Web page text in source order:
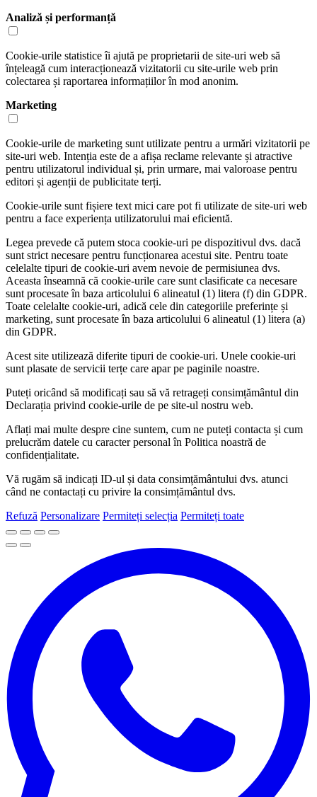
Analiză și performanță
Cookie-urile statistice îi ajută pe proprietarii de site-uri web să
înțeleagă cum interacționează vizitatorii cu site-urile web prin
colectarea și raportarea informațiilor în mod anonim.
Marketing
Cookie-urile de marketing sunt utilizate pentru a urmări vizitatorii pe
site-uri web. Intenția este de a afișa reclame relevante și atractive
pentru utilizatorul individual și, prin urmare, mai valoroase pentru
editori și agenții de publicitate terți.
Cookie-urile sunt fișiere text mici care pot fi utilizate de site-uri web
pentru a face experiența utilizatorului mai eficientă.
Legea prevede că putem stoca cookie-uri pe dispozitivul dvs. dacă
sunt strict necesare pentru funcționarea acestui site. Pentru toate
celelalte tipuri de cookie-uri avem nevoie de permisiunea dvs.
Aceasta înseamnă că cookie-urile care sunt clasificate ca necesare
sunt procesate în baza articolului 6 alineatul (1) litera (f) din GDPR.
Toate celelalte cookie-uri, adică cele din categoriile preferințe și
marketing, sunt procesate în baza articolului 6 alineatul (1) litera (a)
din GDPR.
Acest site utilizează diferite tipuri de cookie-uri. Unele cookie-uri
sunt plasate de servicii terțe care apar pe paginile noastre.
Puteți oricând să modificați sau să vă retrageți consimțământul din
Declarația privind cookie-urile de pe site-ul nostru web.
Aflați mai multe despre cine suntem, cum ne puteți contacta și cum
prelucrăm datele cu caracter personal în Politica noastră de
confidențialitate.
Vă rugăm să indicați ID-ul și data consimțământului dvs. atunci
când ne contactați cu privire la consimțământul dvs.
Refuză Personalizare Permiteți selecția Permiteți toate